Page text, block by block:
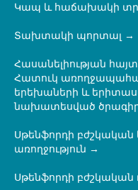
Կապ և հաճախակի
Տախտակի պորտալ
Հասանելիության
Հատուկ
երեխաների և
նախատեսված
Սթենֆորդի
առողջություն
Սթենֆորդի բժշկական